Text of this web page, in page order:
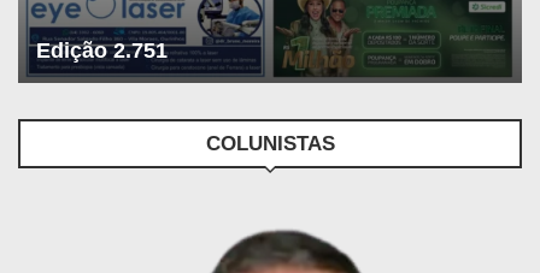
Edição 2.751
COLUNISTAS